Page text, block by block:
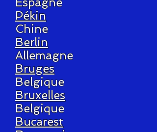
Pékin
Chine
Berlin
Allemagne
Bruges
Belgique
Bruxelles
Belgique
Bucarest